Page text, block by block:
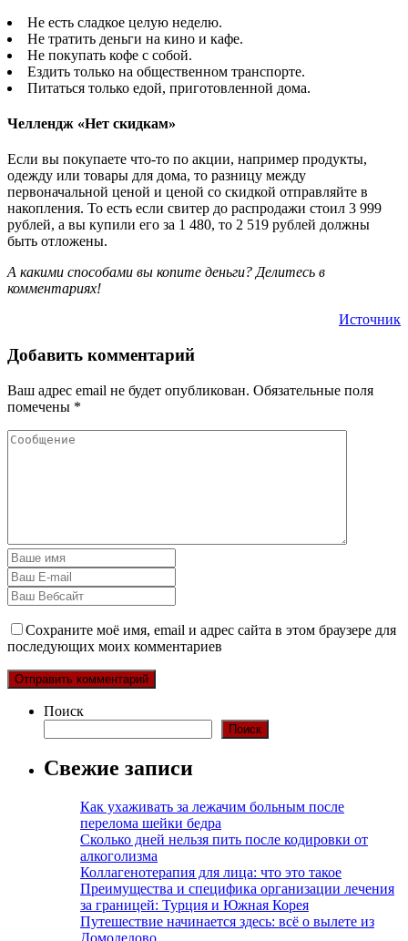
Не есть сладкое целую неделю.
Не тратить деньги на кино и кафе.
Не покупать кофе с собой.
Ездить только на общественном транспорте.
Питаться только едой, приготовленной дома.
Челлендж «Нет скидкам»
Если вы покупаете что-то по акции, например продукты,
одежду или товары для дома, то разницу между
первоначальной ценой и ценой со скидкой отправляйте в
накопления. То есть если свитер до распродажи стоил 3 999
рублей, а вы купили его за 1 480, то 2 519 рублей должны
быть отложены.
А какими способами вы копите деньги? Делитесь в
комментариях!
Источник
Добавить комментарий
Ваш адрес email не будет опубликован. Обязательные поля
помечены *
Сохраните моё имя, email и адрес сайта в этом браузере для
последующих моих комментариев
Поиск
Поиск
Свежие записи
Как ухаживать за лежачим больным после
перелома шейки бедра
Сколько дней нельзя пить после кодировки от
алкоголизма
Коллагенотерапия для лица: что это такое
Преимущества и специфика организации лечения
за границей: Турция и Южная Корея
Путешествие начинается здесь: всё о вылете из